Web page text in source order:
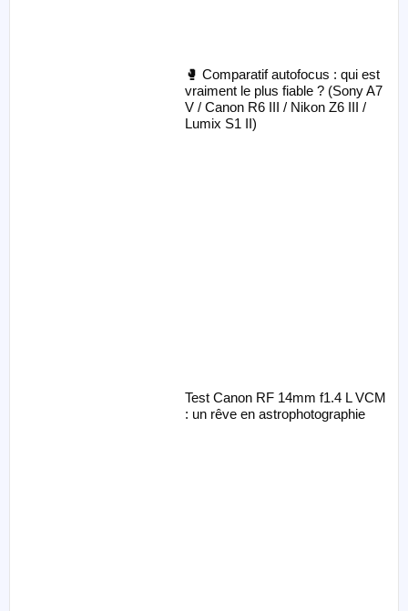
🥊 Comparatif autofocus : qui est
vraiment le plus fiable ? (Sony A7
V / Canon R6 III / Nikon Z6 III /
Lumix S1 II)
Test Canon RF 14mm f1.4 L VCM
: un rêve en astrophotographie